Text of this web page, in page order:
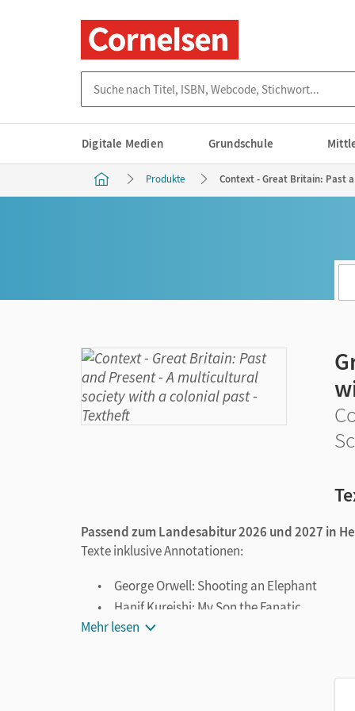
Digitale Medien Grundschule
Produkte Context - Great Britain: Past
Passend zum Landesabitur 2026 und 2027 in
Texte inklusive Annotationen:
George Orwell: Shooting an Elephant
Hanif Kureishi: My Son the Fanatic
Zadie Smith: The Embassy of Cambodia
ab. Es bietet zudem Anregungen zur
Kompetenzen mittels abwechslungsreicher
Mehr lesen